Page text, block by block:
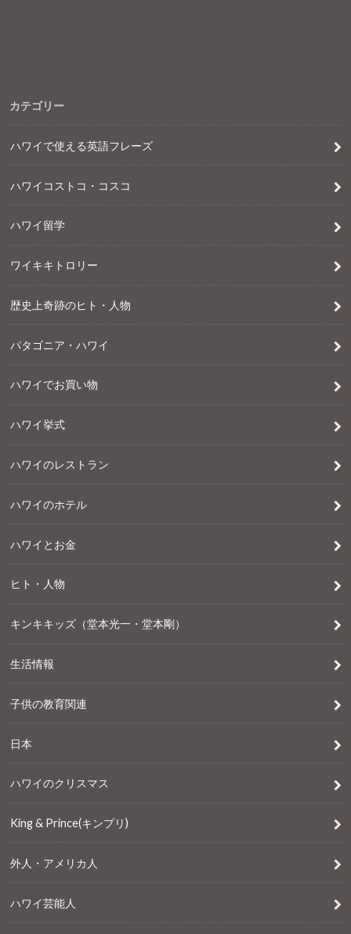
カテゴリー
ハワイで使える英語フレーズ
ハワイコストコ・コスコ
ハワイ留学
ワイキキトロリー
歴史上奇跡のヒト・人物
パタゴニア・ハワイ
ハワイでお買い物
ハワイ挙式
ハワイのレストラン
ハワイのホテル
ハワイとお金
ヒト・人物
キンキキッズ（堂本光一・堂本剛）
生活情報
子供の教育関連
日本
ハワイのクリスマス
King & Prince(キンプリ)
外人・アメリカ人
ハワイ芸能人